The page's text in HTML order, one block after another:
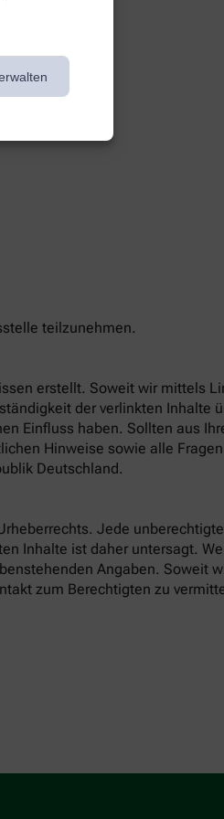
teilzunehmen.
erstellt. Soweit wir mittels
der verlinkten Inhalte
Einfluss haben. Sollten aus
Hinweise sowie alle
Deutschland.
Jede unberechtigte
Inhalte ist daher untersagt.
Angaben. Soweit
zum Berechtigten zu